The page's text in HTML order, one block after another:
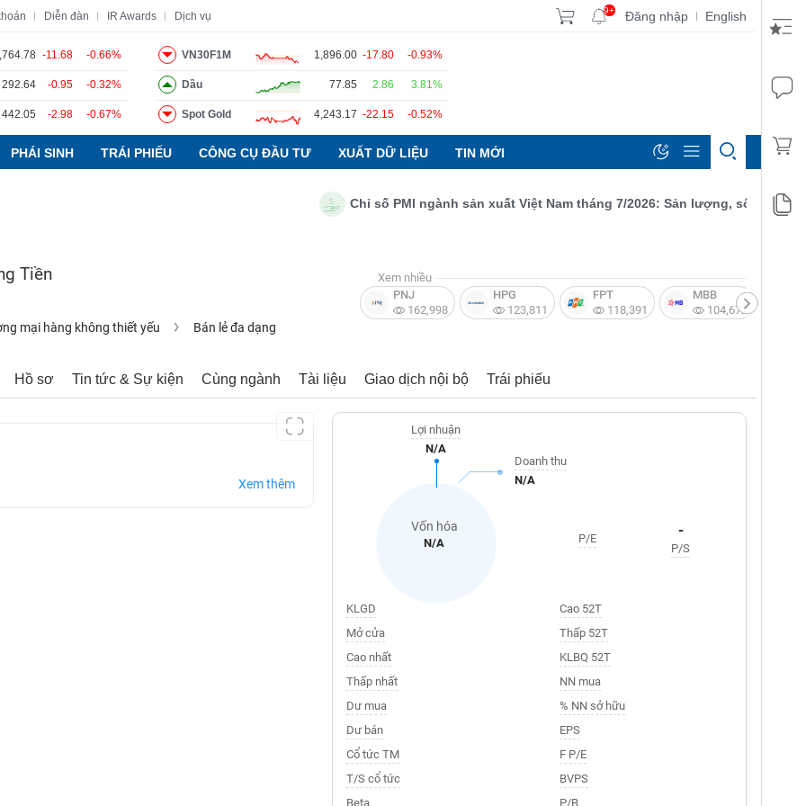
Diễn đàn IR Awards Dịch vụ 9+ Đăng nhập | English
-11.68 -0.66%
292.64 -0.95 -0.32%
442.05 -2.98 -0.67%
VN30F1M 1,896.00 -17.80 -0.93%
Dầu 77.85 2.86 3.81%
Spot Gold 4,243.17 -22.15 -0.52%
PHÁI SINH TRÁI PHIẾU CÔNG CỤ ĐẦU TƯ XUẤT DỮ LIỆU TIN MỚI
Chỉ số PMI ngành sản xuất Việt Nam tháng 7/2026: Sản lượng, số lượng đơn
Tiền
mại hàng không thiết yếu Bán lẻ đa dạng
Xem nhiều
PNJ
162,998
HPG
123,811
FPT
118,391
MBB
104,672
Hồ sơ Tin tức & Sự kiện Cùng ngành Tài liệu Giao dịch nội bộ Trái phiếu
Xem thêm
Vốn hóa
N/A
Lợi nhuận
N/A
Doanh thu
N/A
P/E -
P/S
KLGD
Mở cửa
Cao nhất
Thấp nhất
Dư mua
Dư bán
Cổ tức TM
T/S cổ tức
Beta
Cao 52T
Thấp 52T
KLBQ 52T
NN mua
% NN sở hữu
EPS
F P/E
BVPS
P/B
Báo cáo phân tích Thuật ngữ